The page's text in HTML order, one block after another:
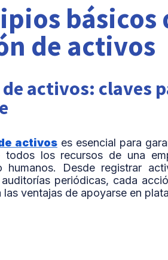
básicos
de activos
activos: claves
activoses esencial para
los recursos de una
humanos. Desde registrar
periódicas, cada
las ventajas de apoyarse en